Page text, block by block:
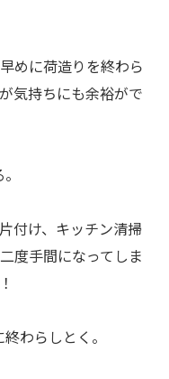
めに荷造りを終わら
気持ちにも余裕がで
付け、キッチン清掃
度手間になってしま
わらしとく。